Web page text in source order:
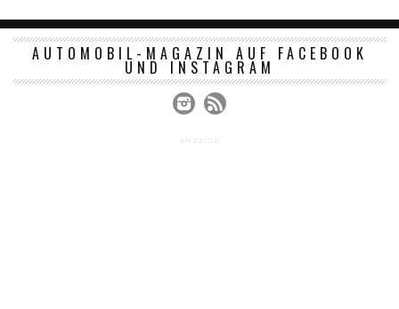
AUTOMOBIL-MAGAZIN AUF FACEBOOK
UND INSTAGRAM
ANZEIGE